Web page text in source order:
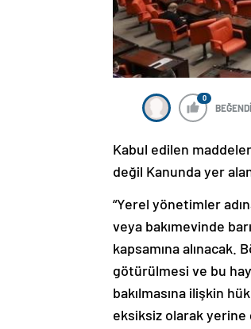
0
Kabul edilen
değil Kanunda yer
“Yerel yönetimler
veya bakımevinde
kapsamına alınacak.
götürülmesi ve bu
bakılmasına ilişkin
eksiksiz olarak yerine